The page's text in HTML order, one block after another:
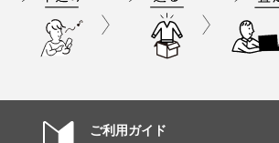
ご利用ガイド